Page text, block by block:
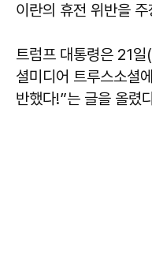
이란의 휴전 위반을
트럼프 대통령은 21
셜미디어 트루스소셜
반했다!”는 글을 올렸